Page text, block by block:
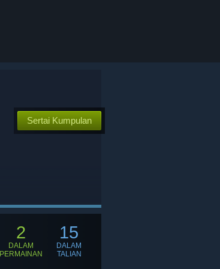
Sertai Kumpulan
2
DALAM
PERMAINAN
15
DALAM
TALIAN